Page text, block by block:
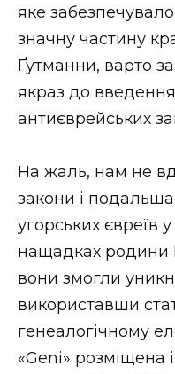
яке
значну частину
Ґутманни, варто
якраз до
антиєврейських
На жаль, нам не
закони і
угорських євреїв
нащадках родини
вони змогли
використавши
генеалогічному
«Geni» розміщена